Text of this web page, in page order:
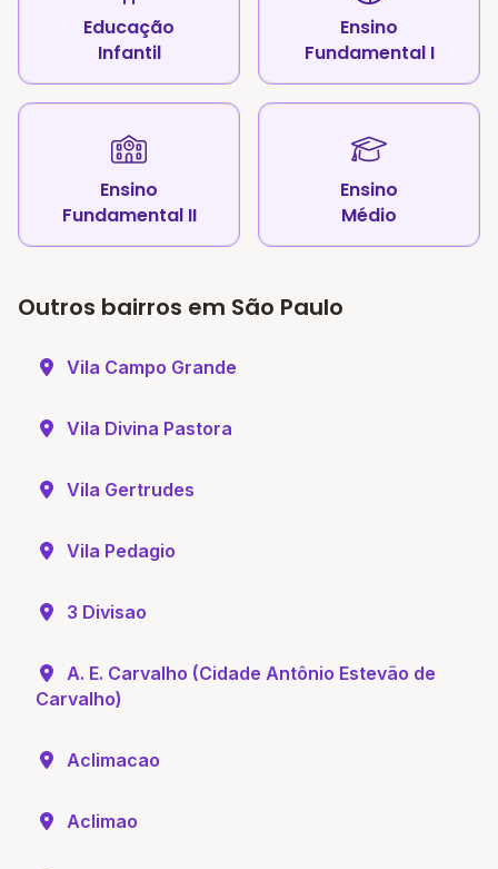
Educação
Infantil
Ensino
Fundamental I
Ensino
Fundamental II
Ensino
Médio
Outros bairros em São Paulo
Vila Campo Grande
Vila Divina Pastora
Vila Gertrudes
Vila Pedagio
3 Divisao
A. E. Carvalho (Cidade Antônio Estevão de
Carvalho)
Aclimacao
Aclimao